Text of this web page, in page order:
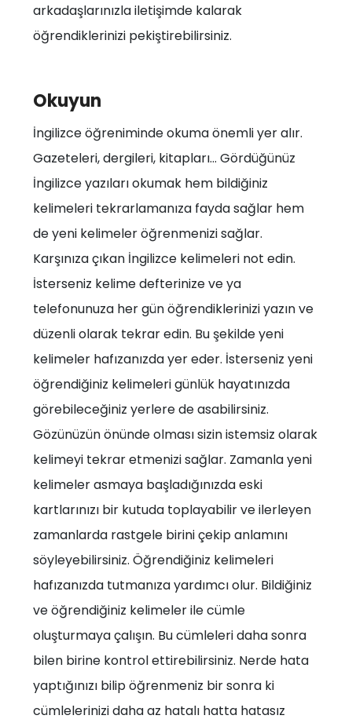
arkadaşlarınızla iletişimde kalarak
öğrendiklerinizi pekiştirebilirsiniz.
Okuyun
İngilizce öğreniminde okuma önemli yer alır.
Gazeteleri, dergileri, kitapları... Gördüğünüz
İngilizce yazıları okumak hem bildiğiniz
kelimeleri tekrarlamanıza fayda sağlar hem
de yeni kelimeler öğrenmenizi sağlar.
Karşınıza çıkan İngilizce kelimeleri not edin.
İsterseniz kelime defterinize ve ya
telefonunuza her gün öğrendiklerinizi yazın ve
düzenli olarak tekrar edin. Bu şekilde yeni
kelimeler hafızanızda yer eder. İsterseniz yeni
öğrendiğiniz kelimeleri günlük hayatınızda
görebileceğiniz yerlere de asabilirsiniz.
Gözünüzün önünde olması sizin istemsiz olarak
kelimeyi tekrar etmenizi sağlar. Zamanla yeni
kelimeler asmaya başladığınızda eski
kartlarınızı bir kutuda toplayabilir ve ilerleyen
zamanlarda rastgele birini çekip anlamını
söyleyebilirsiniz. Öğrendiğiniz kelimeleri
hafızanızda tutmanıza yardımcı olur. Bildiğiniz
ve öğrendiğiniz kelimeler ile cümle
oluşturmaya çalışın. Bu cümleleri daha sonra
bilen birine kontrol ettirebilirsiniz. Nerde hata
yaptığınızı bilip öğrenmeniz bir sonra ki
cümlelerinizi daha az hatalı hatta hatasız